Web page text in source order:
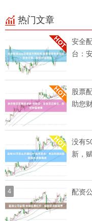
热门文章
安全
台：
股票
助您
没有
新，
4 配资